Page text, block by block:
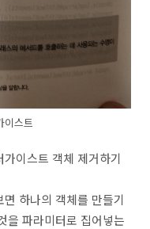
이스트
이스트 객체 제거하기
하나의 객체를 만들기
을 파라미터로 집어넣는